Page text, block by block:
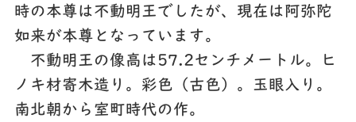
時の本尊は不動明王でしたが、現在は阿弥陀
如来が本尊となっています。
不動明王の像高は57.2センチメートル。ヒ
ノキ材寄木造り。彩色（古色）。玉眼入り。
南北朝から室町時代の作。